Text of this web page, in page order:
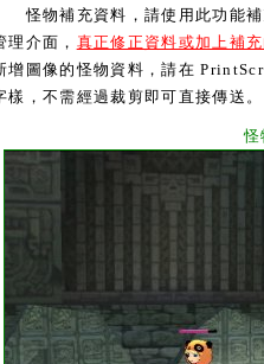
怪物補充資料，請使用此功能補
理介面， 真正修正資料或加上補
增圖像的怪物資料，請在
樣，不需經過裁剪即可直接傳送。
怪